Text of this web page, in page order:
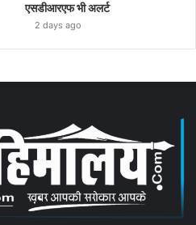
एसडीआरएफ भी अलर्ट
2 days ago